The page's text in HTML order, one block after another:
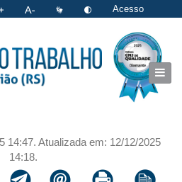
Acesso
14:47. Atualizada em: 12/12/2025
14:18.
twittervia whatsapp
Compartilhar via telegram
Compartilhar via email
Imprimir a página
Copiar